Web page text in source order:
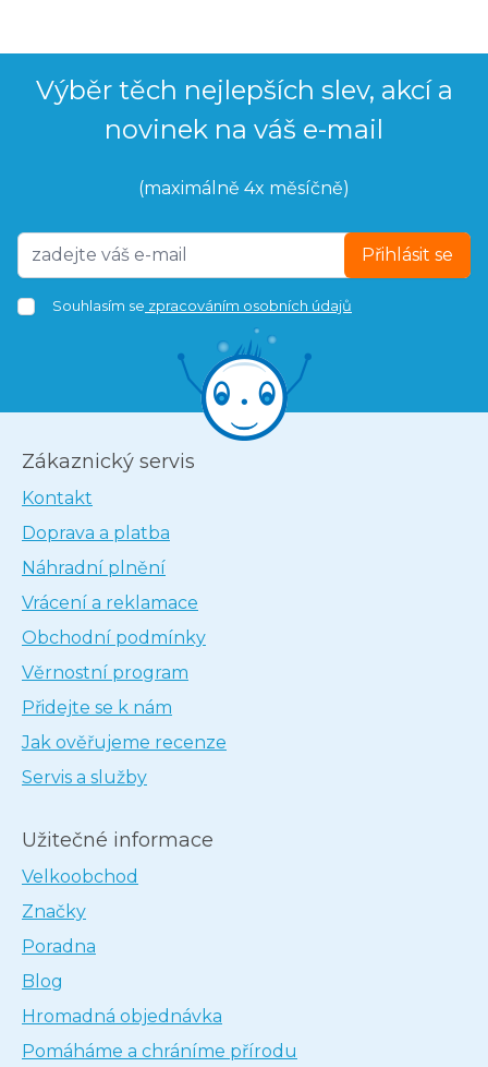
Výběr těch nejlepších slev, akcí a
novinek na váš e-mail
(maximálně 4x měsíčně)
Přihlásit se
Souhlasím se zpracováním osobních údajů
Zákaznický servis
Kontakt
Doprava a platba
Náhradní plnění
Vrácení a reklamace
Obchodní podmínky
Věrnostní program
Přidejte se k nám
Jak ověřujeme recenze
Servis a služby
Užitečné informace
Velkoobchod
Značky
Poradna
Blog
Hromadná objednávka
Pomáháme a chráníme přírodu